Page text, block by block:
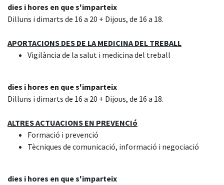
dies i hores en que s'imparteix
Dilluns i dimarts de 16 a 20 + Dijous, de 16 a 18.
APORTACIONS DES DE LA MEDICINA DEL TREBALL
Vigilància de la salut i medicina del treball
dies i hores en que s'imparteix
Dilluns i dimarts de 16 a 20 + Dijous, de 16 a 18.
ALTRES ACTUACIONS EN PREVENCIó
Formació i prevenció
Tècniques de comunicació, informació i negociació
dies i hores en que s'imparteix